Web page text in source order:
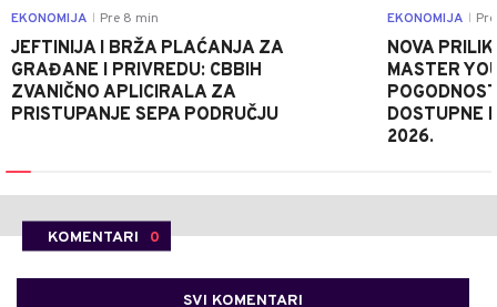
EKONOMIJA Pre 8 min
JEFTINIJA I BRŽA PLAĆANJA ZA
GRAĐANE I PRIVREDU: CBBIH
ZVANIČNO APLICIRALA ZA
PRISTUPANJE SEPA PODRUČJU
EKONOMIJA
NOVA
MASTER
DOSTUPNE
2026.
KOMENTARI 0
SVI KOMENTARI